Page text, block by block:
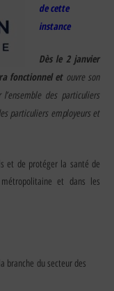
de cette
instance
Dès le 2 janvier
fonctionnel et ouvre son
des particuliers
particuliers employeurs et
et de protéger la santé de
et dans les
branche du secteur des